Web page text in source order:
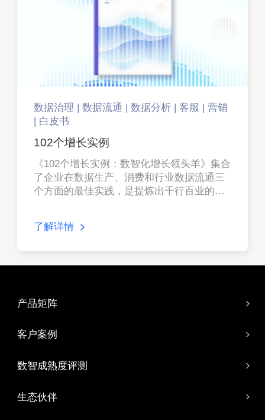
数据治理 | 数据流通 | 数据分析 | 客服 | 营销
| 白皮书
102个增长实例
《102个增长实例：数智化增长领头羊》集合
了企业在数据生产、消费和行业数据流通三
个方面的最佳实践，是提炼出千行百业的先
了解详情
产品矩阵
客户案例
数智成熟度评测
生态伙伴